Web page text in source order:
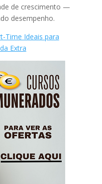
de crescimento —
desempenho.
Time Ideais para
Extra